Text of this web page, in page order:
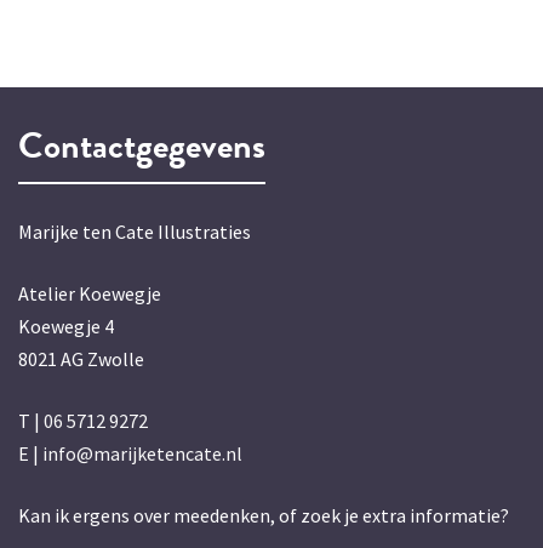
Contactgegevens
Marijke ten Cate Illustraties
Atelier Koewegje
Koewegje 4
8021 AG Zwolle
T | 06 5712 9272
E | info@marijketencate.nl
Kan ik ergens over meedenken, of zoek je extra informatie?